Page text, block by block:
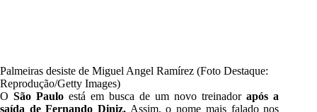
Palmeiras desiste de Miguel Angel Ramírez (Foto Destaque:
Reprodução/Getty Images)
OSão Paulo está em busca de um novo treinadorapós a
saída de Fernando Diniz. Assim, o nome mais falado nos